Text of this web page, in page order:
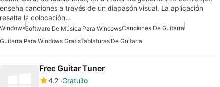
enseña canciones a través de un diapasón visual. La aplicación
resalta la colocación…
WindowsSoftware De Música Para WindowsCanciones De Guitarra
Guitarra Para Windows GratisTablaturas De Guitarra
Free Guitar Tuner
4.2 Gratuito